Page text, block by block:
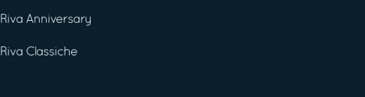
Riva Anniversary
Riva Classiche